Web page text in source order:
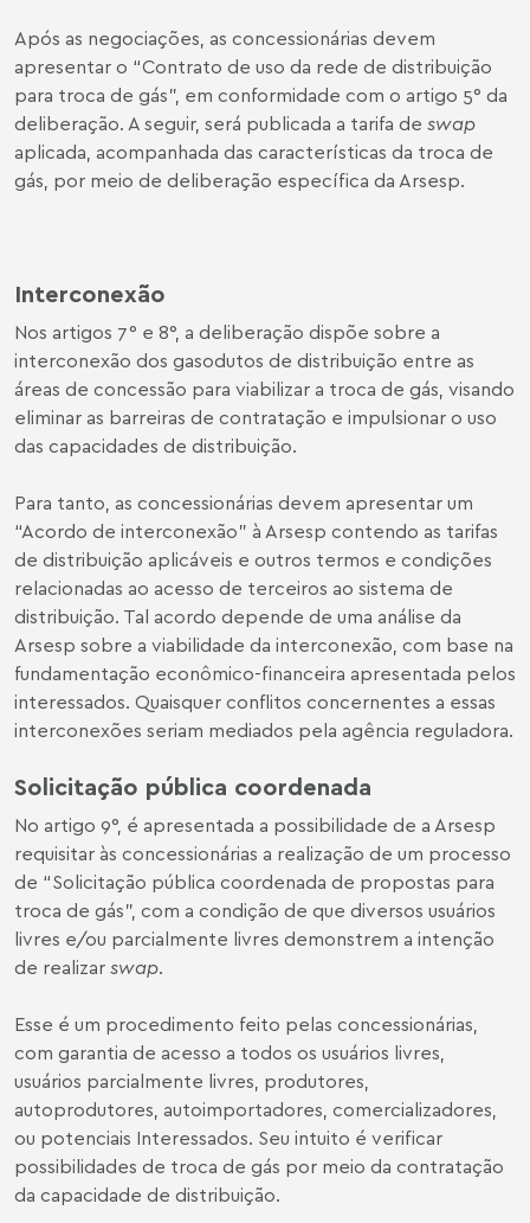
Após as negociações, as concessionárias devem
apresentar o “Contrato de uso da rede de distribuição
para troca de gás”, em conformidade com o artigo 5° da
deliberação. A seguir, será publicada a tarifa de swap
aplicada, acompanhada das características da troca de
gás, por meio de deliberação específica da Arsesp.
Interconexão
Nos artigos 7° e 8°, a deliberação dispõe sobre a
interconexão dos gasodutos de distribuição entre as
áreas de concessão para viabilizar a troca de gás, visando
eliminar as barreiras de contratação e impulsionar o uso
das capacidades de distribuição.
Para tanto, as concessionárias devem apresentar um
“Acordo de interconexão” à Arsesp contendo as tarifas
de distribuição aplicáveis e outros termos e condições
relacionadas ao acesso de terceiros ao sistema de
distribuição. Tal acordo depende de uma análise da
Arsesp sobre a viabilidade da interconexão, com base na
fundamentação econômico-financeira apresentada pelos
interessados. Quaisquer conflitos concernentes a essas
interconexões seriam mediados pela agência reguladora.
Solicitação pública coordenada
No artigo 9°, é apresentada a possibilidade de a Arsesp
requisitar às concessionárias a realização de um processo
de “Solicitação pública coordenada de propostas para
troca de gás”, com a condição de que diversos usuários
livres e/ou parcialmente livres demonstrem a intenção
de realizar swap.
Esse é um procedimento feito pelas concessionárias,
com garantia de acesso a todos os usuários livres,
usuários parcialmente livres, produtores,
autoprodutores, autoimportadores, comercializadores,
ou potenciais Interessados. Seu intuito é verificar
possibilidades de troca de gás por meio da contratação
da capacidade de distribuição.